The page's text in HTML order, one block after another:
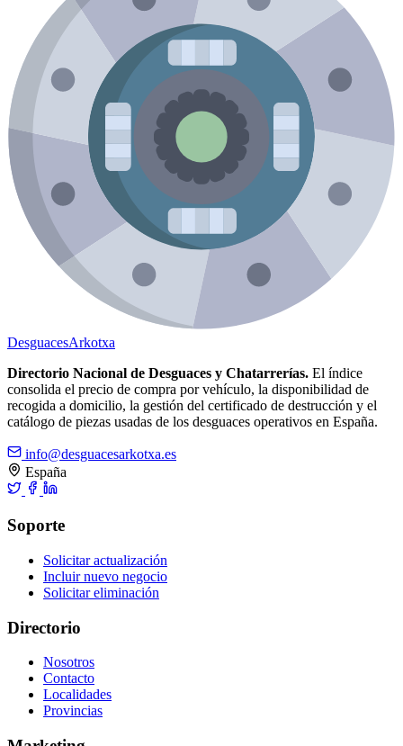
DesguacesArkotxa
Directorio Nacional de Desguaces y Chatarrerías. El índice
consolida el precio de compra por vehículo, la disponibilidad de
recogida a domicilio, la gestión del certificado de destrucción y el
catálogo de piezas usadas de los desguaces operativos en España.
info@desguacesarkotxa.es
España
Soporte
Solicitar actualización
Incluir nuevo negocio
Solicitar eliminación
Directorio
Nosotros
Contacto
Localidades
Provincias